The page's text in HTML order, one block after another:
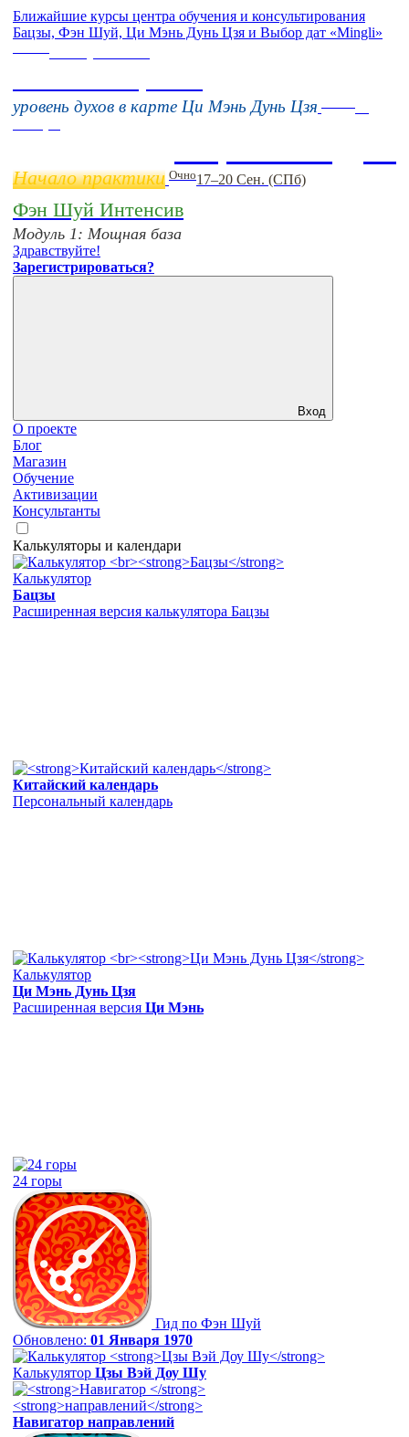
Ближайшие курсы центра обучения и консультирования
Бацзы, Фэн Шуй, Ци Мэнь Дунь Цзя и Выбор дат «Mingli»
уровень духов в карте Ци Мэнь Дунь Цзя
Начало практики Очно17–20 Сен. (СПб)
Фэн Шуй Интенсив
Модуль 1: Мощная база
Здравствуйте!
Зарегистрироваться?
Вход
О проекте
Блог
Магазин
Обучение
Активизации
Консультанты
Калькуляторы и календари
Калькулятор
Бацзы
Расширенная версия калькулятора Бацзы
Китайский календарь
Персональный календарь
Калькулятор
Ци Мэнь Дунь Цзя
Расширенная версия Ци Мэнь
24 горы
Гид по Фэн Шуй
Обновлено: 01 Января 1970
Калькулятор Цзы Вэй Доу Шу
Навигатор направлений